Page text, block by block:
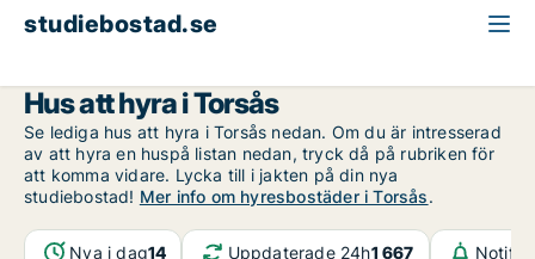
studiebostad.se
Hus att hyra i Torsås
Se lediga hus att hyra i Torsås nedan. Om du är intresserad
av att hyra en huspå listan nedan, tryck då på rubriken för
att komma vidare. Lycka till i jakten på din nya
studiebostad! Mer info om hyresbostäder i Torsås.
Nya i dag14 Uppdaterade 24h1 667